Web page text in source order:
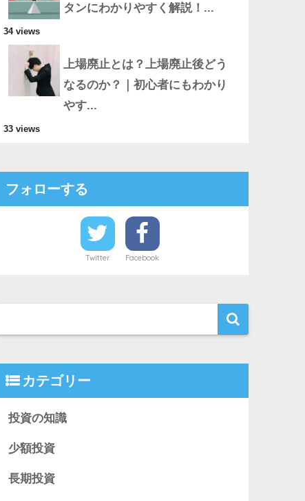
タンにわかりやすく解説！...
34 views
上場廃止とは？上場廃止後どう
なるのか？｜初心者にもわかり
やす...
33 views
フォローする
Twitter Facebook
カテゴリー
投資の知識
少額投資
長期投資